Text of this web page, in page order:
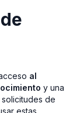
al
y una
de
estas